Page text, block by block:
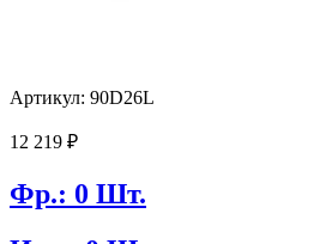
Артикул: 90D26L
12 219 ₽
Фр.: 0 Шт.